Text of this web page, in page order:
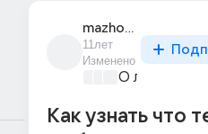
mazhorka_21
11лет
Изменено
О любви без
Как узнать что